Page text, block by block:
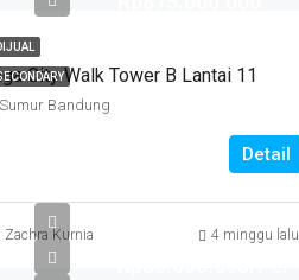
City Walk Tower B Lantai 11
Bandung
Detail
Zachra Kurniasari 4 minggu lalu